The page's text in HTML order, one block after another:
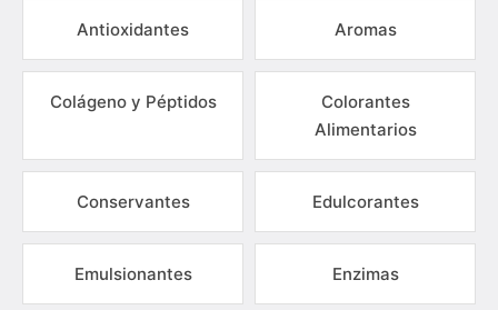
Antioxidantes Aromas
Colágeno y Péptidos
Colorantes
Alimentarios
Conservantes Edulcorantes
Emulsionantes Enzimas